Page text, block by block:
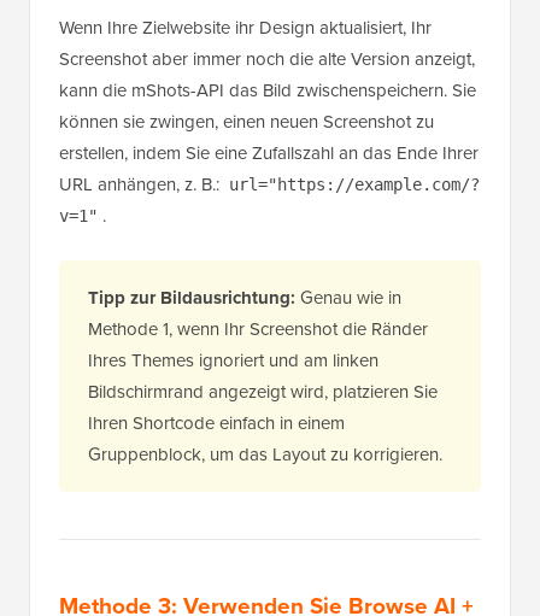
Wenn Ihre Zielwebsite ihr Design aktualisiert, Ihr
Screenshot aber immer noch die alte Version anzeigt,
kann die mShots-API das Bild zwischenspeichern. Sie
können sie zwingen, einen neuen Screenshot zu
erstellen, indem Sie eine Zufallszahl an das Ende Ihrer
URL anhängen, z. B.:
Tipp zur Bildausrichtung:Genau wie in
Methode 1, wenn Ihr Screenshot die Ränder
Ihres Themes ignoriert und am linken
Bildschirmrand angezeigt wird, platzieren Sie
Ihren Shortcode einfach in einem